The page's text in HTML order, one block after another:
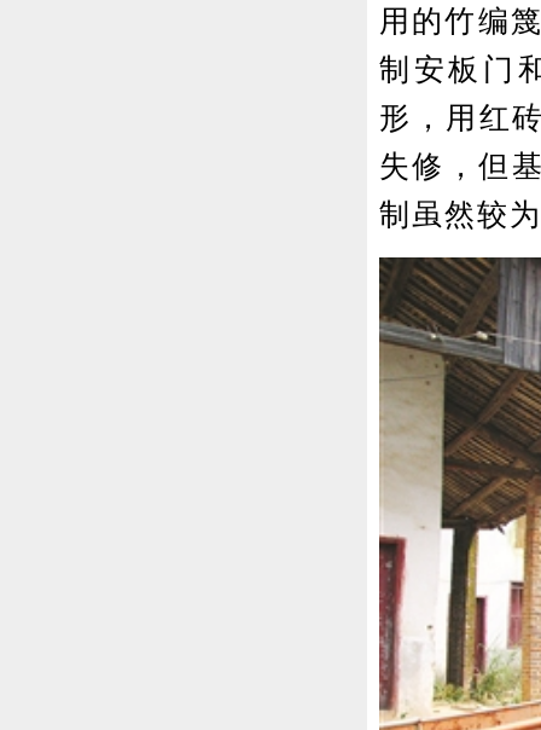
用的竹编
制安板门
形，用红
失修，但
制虽然较